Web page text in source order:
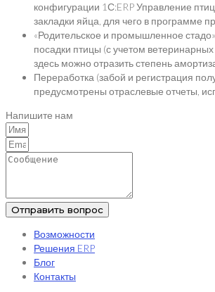
конфигурации 1С:ERP Управление
закладки яйца, для чего в программе
«Родительское и промышленное
посадки птицы (с учетом
здесь можно отразить степень
Переработка (забой и регистрация
предусмотрены отраслевые отчеты,
Напишите нам
Отправить вопрос
Возможности
Решения ERP
Блог
Контакты